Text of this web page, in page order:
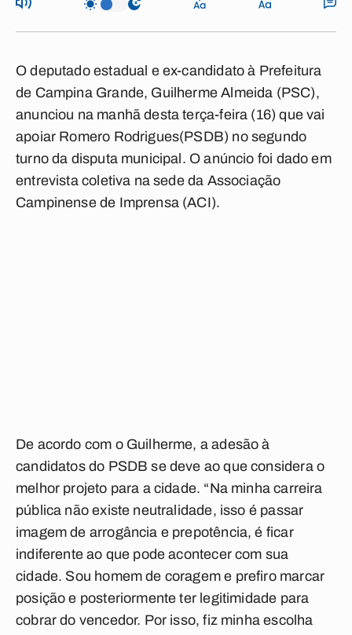
O deputado estadual e ex-candidato à Prefeitura
de Campina Grande, Guilherme Almeida (PSC),
anunciou na manhã desta terça-feira (16) que vai
apoiar Romero Rodrigues(PSDB) no segundo
turno da disputa municipal. O anúncio foi dado em
entrevista coletiva na sede da Associação
Campinense de Imprensa (ACI).
De acordo com o Guilherme, a adesão à
candidatos do PSDB se deve ao que considera o
melhor projeto para a cidade. “Na minha carreira
pública não existe neutralidade, isso é passar
imagem de arrogância e prepotência, é ficar
indiferente ao que pode acontecer com sua
cidade. Sou homem de coragem e prefiro marcar
posição e posteriormente ter legitimidade para
cobrar do vencedor. Por isso, fiz minha escolha